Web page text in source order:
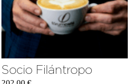
Socio Filántropo